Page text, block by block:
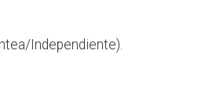
Independiente).